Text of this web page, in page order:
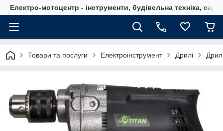
Електро-мотоцентр - інструменти, будівельна техніка,
Товари та послуги Електроінструмент Дрилі